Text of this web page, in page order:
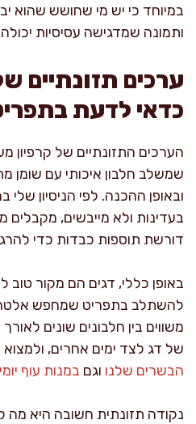
במיוחד כי יש מי שחושש שהוא
ותמונה שמדגישה עסיסיות
ערכים תזונתיים
כדאי לדעת
הערכים התזונתיים של קרפיון
שמשלב חלבון איכותי עם שומן
ובאופן ההכנה. לפי הניסיון
בעדינות ולא מייבשים,
דורשת תוספות כבדות כדי
באופן כללי, דגים הם מקור טוב
להשתלב בתפריט שמחפש
משווים בין חלבונים שונים
של דג לצד ימים אחרים, ולמצוא
הבשרים שלנו וגם במנות עוף
נקודה תזונתית חשובה היא מה